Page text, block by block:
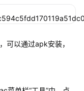
可以通过apk安装，